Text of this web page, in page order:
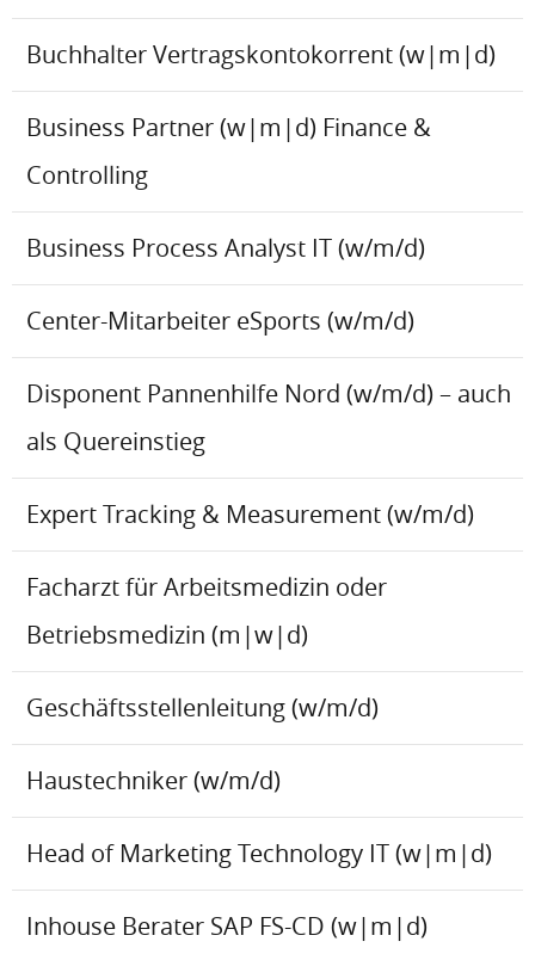
Buchhalter Vertragskontokorrent (w|m|d)
Business Partner (w|m|d) Finance &
Controlling
Business Process Analyst IT (w/m/d)
Center-Mitarbeiter eSports (w/m/d)
Disponent Pannenhilfe Nord (w/m/d) – auch
als Quereinstieg
Expert Tracking & Measurement (w/m/d)
Facharzt für Arbeitsmedizin oder
Betriebsmedizin (m|w|d)
Geschäftsstellenleitung (w/m/d)
Haustechniker (w/m/d)
Head of Marketing Technology IT (w|m|d)
Inhouse Berater SAP FS-CD (w|m|d)